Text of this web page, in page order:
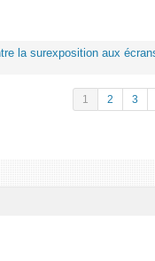
la surexposition aux
1 2 3